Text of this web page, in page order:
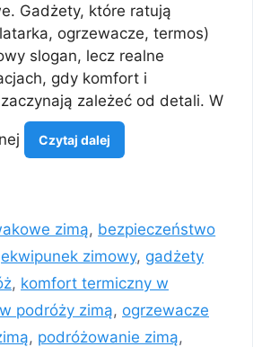
Gadżety, które ratują
ogrzewacze, termos)
slogan, lecz realne
gdy komfort i
zależeć od detali. W
Czytaj dalej
zimą, bezpieczeństwo
ekwipunek zimowy, gadżety
, komfort termiczny w
podróży zimą, ogrzewacze
, podróżowanie zimą,